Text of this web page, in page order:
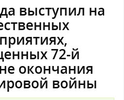
выступил на
72-й
окончания
войны